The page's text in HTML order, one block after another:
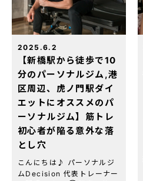
2025.6.2
【新橋駅から徒歩で10
分のパーソナルジム,港
区周辺、虎ノ門駅ダイ
エットにオススメのパ
ーソナルジム】筋トレ
初心者が陥る意外な落
とし穴
こんにちは♪ パーソナルジ
ムDecision 代表トレーナー